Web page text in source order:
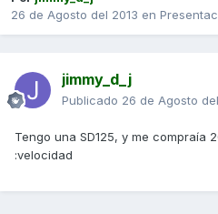
26 de Agosto del 2013 en
jimmy_d_j
Publicado 26 de Agosto
Tengo una SD125, y me compraía
:velocidad